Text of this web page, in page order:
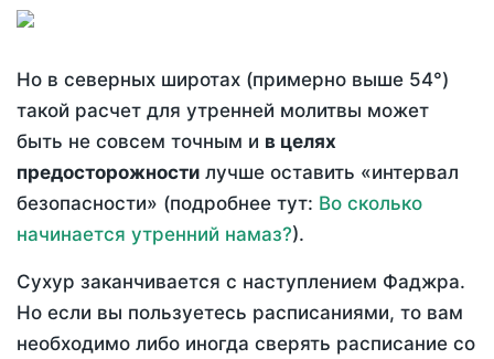
Но в северных широтах (примерно выше 54°)
такой расчет для утренней молитвы может
быть не совсем точным и в целях
предосторожности лучше оставить «интервал
безопасности» (подробнее тут: Во сколько
начинается утренний намаз?).
Сухур заканчивается с наступлением Фаджра.
Но если вы пользуетесь расписаниями, то вам
необходимо либо иногда сверять расписание со